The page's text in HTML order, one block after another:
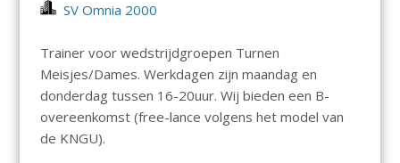
SV Omnia 2000
Trainer voor wedstrijdgroepen Turnen
Meisjes/Dames. Werkdagen zijn maandag en
donderdag tussen 16-20uur. Wij bieden een B-
overeenkomst (free-lance volgens het model van
de KNGU).